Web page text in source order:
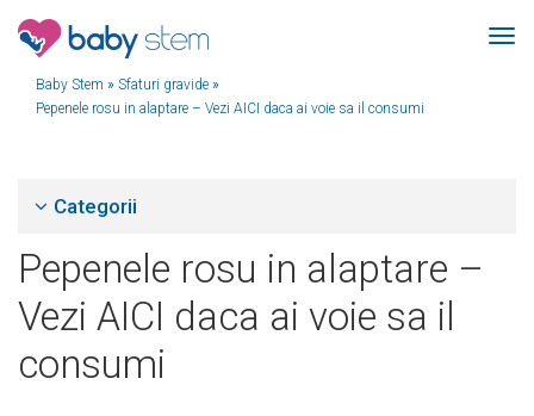
Baby Stem » Sfaturi gravide »
Pepenele rosu in alaptare – Vezi AICI daca ai voie sa il consumi
Categorii
Pepenele rosu in alaptare –
Vezi AICI daca ai voie sa il
consumi